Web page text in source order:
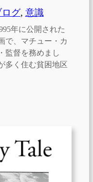
ログ, 意識
年に公開された
で、マチュー・カ
監督を務めまし
多く住む貧困地区